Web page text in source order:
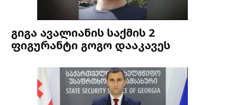
გიგა ავალიანის საქმის 2
ფიგურანტი გოგო დააკავეს